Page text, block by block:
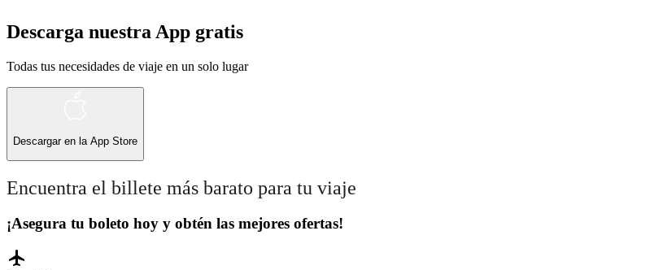
Descarga nuestra App gratis
Todas tus necesidades de viaje en un solo lugar
Descargar en la App Store
Encuentra el billete más barato para tu viaje
¡Asegura tu boleto hoy y obtén las mejores ofertas!